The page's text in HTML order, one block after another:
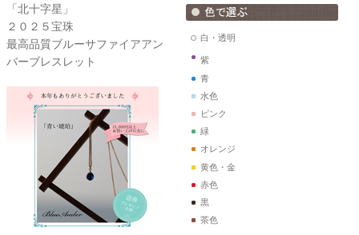
「北十字星」
２０２５宝珠
最高品質ブルーサファイアアン
バーブレスレット
白・透明
紫
青
水色
ピンク
緑
オレンジ
黄色・金
赤色
黒
茶色